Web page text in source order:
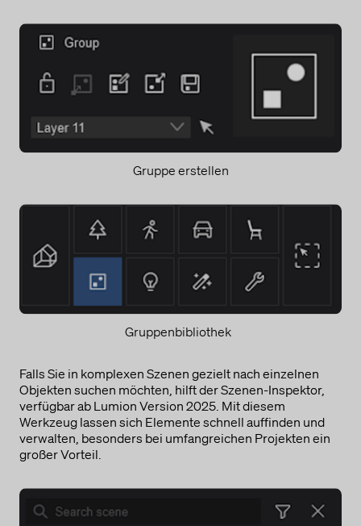
Gruppe erstellen
Gruppenbibliothek
Falls Sie in komplexen Szenen gezielt nach einzelnen
Objekten suchen möchten, hilft der Szenen-Inspektor,
verfügbar ab Lumion Version 2025. Mit diesem
Werkzeug lassen sich Elemente schnell auffinden und
verwalten, besonders bei umfangreichen Projekten ein
großer Vorteil.